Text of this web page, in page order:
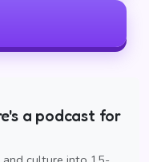
a podcast for